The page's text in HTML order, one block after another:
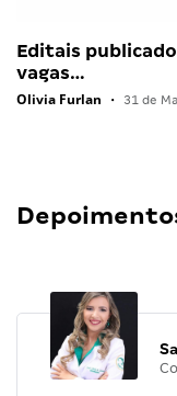
Editais
vagas…
Olivia Furlan • 31 de